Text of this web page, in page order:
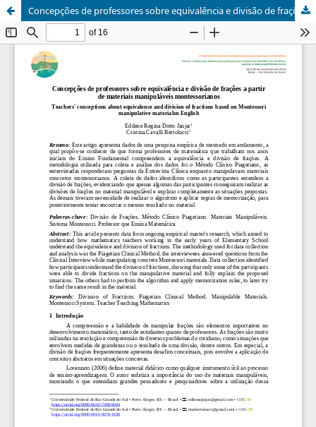
Concepções de professores sobre equivalência e divisão de frações a partir de materiais manipuláveis montessorianos